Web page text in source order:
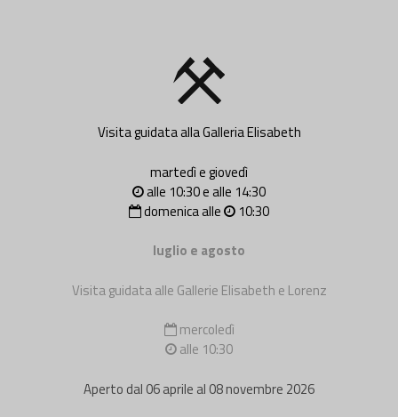
Visita guidata alla Galleria Elisabeth
martedì e giovedì
alle 10:30 e alle 14:30
domenica alle
10:30
luglio e agosto
Visita guidata alle Gallerie Elisabeth e Lorenz
mercoledì
alle 10:30
Aperto dal 06 aprile al 08 novembre 2026